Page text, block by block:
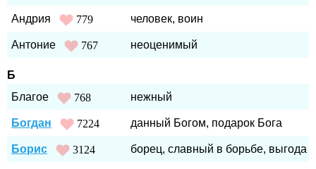
Андрия 779 человек, воин
Антоние 767 неоценимый
Б
Благое
768 нежный
Богдан 7224 данный Богом, подарок Бога
Борис 3124 борец, славный в борьбе, выгода